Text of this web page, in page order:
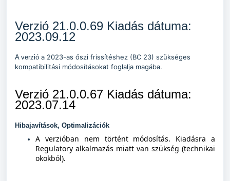
Verzió 21.0.0.69 Kiadás dátuma:
2023.09.12
A verzió a 2023-as őszi frissítéshez (BC 23) szükséges
kompatibilitási módosításokat foglalja magába.
Verzió 21.0.0.67 Kiadás dátuma:
2023.07.14
Hibajavítások, Optimalizációk
A verzióban nem történt módosítás. Kiadásra a
Regulatory alkalmazás miatt van szükség (technikai
okokból).